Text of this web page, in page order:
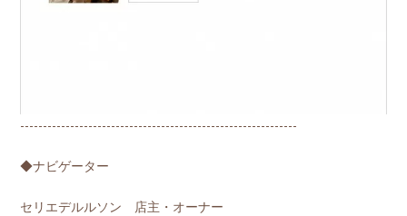
-------------------------------------------------------------
◆ナビゲーター
セリエデルルソン 店主・オーナー